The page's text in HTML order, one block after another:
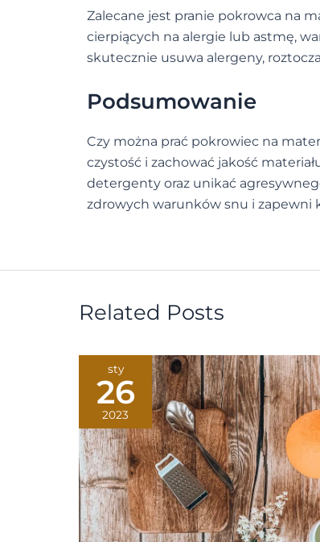
Zalecane jest pranie pokrowca na
cierpiących na alergie lub astmę,
skutecznie usuwa alergeny,
Podsumowanie
Czy można prać pokrowiec na
czystość i zachować jakość
detergenty oraz unikać
zdrowych warunków snu i zapewni
Related Posts
sty
26
2023